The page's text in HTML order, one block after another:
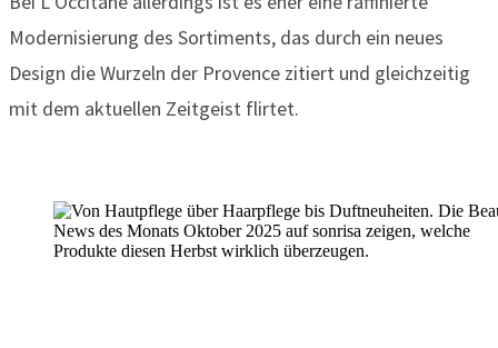
Modernisierung des Sortiments, das durch ein neues
Design die Wurzeln der Provence zitiert und gleichzeitig
mit dem aktuellen Zeitgeist flirtet.